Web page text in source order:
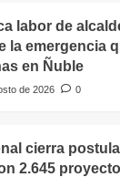
labor de
la emergencia
en Ñuble
de 2026
0
cierra
2.645